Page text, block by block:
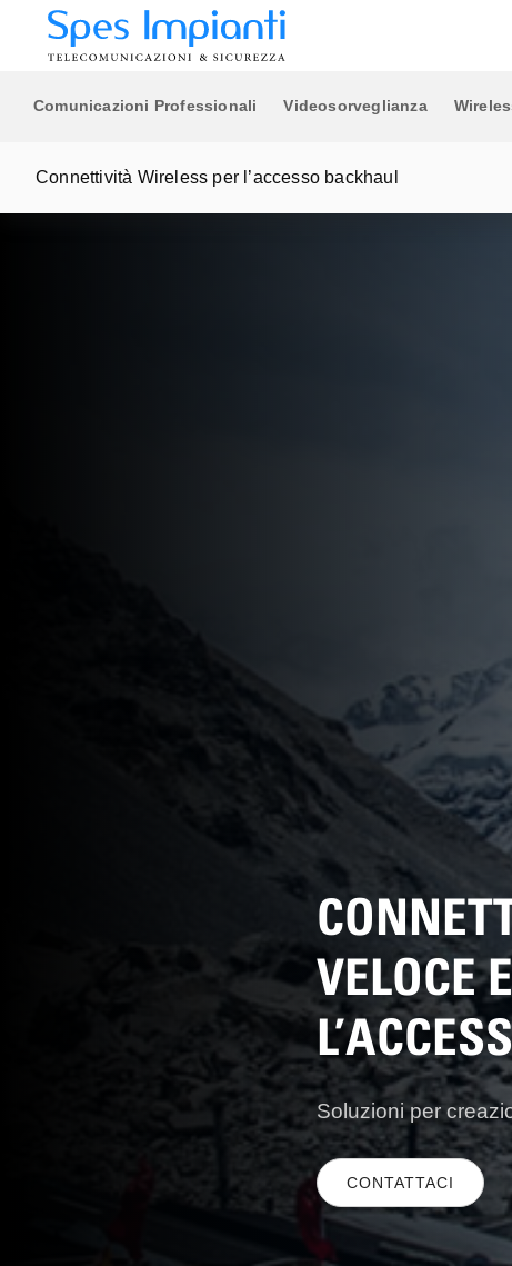
Comunicazioni Professionali Videosorveglianza
di gestione video.
Connettività Wireless per l’accesso backhaul
VELOCE
Soluzioni per
CONTATTACI